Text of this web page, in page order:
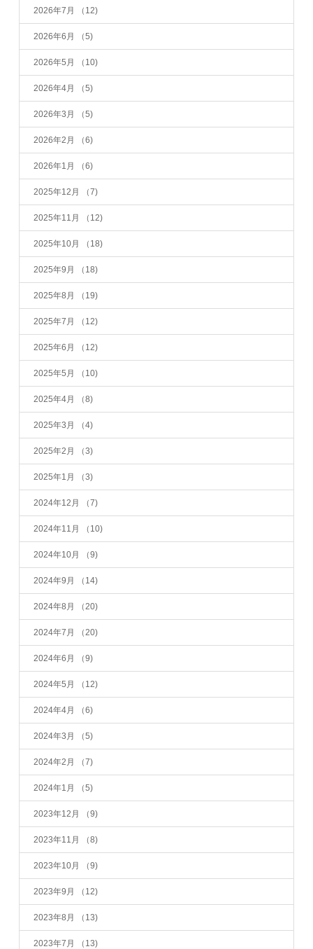
2026年7月 （12)
2026年6月 （5)
2026年5月 （10)
2026年4月 （5)
2026年3月 （5)
2026年2月 （6)
2026年1月 （6)
2025年12月 （7)
2025年11月 （12)
2025年10月 （18)
2025年9月 （18)
2025年8月 （19)
2025年7月 （12)
2025年6月 （12)
2025年5月 （10)
2025年4月 （8)
2025年3月 （4)
2025年2月 （3)
2025年1月 （3)
2024年12月 （7)
2024年11月 （10)
2024年10月 （9)
2024年9月 （14)
2024年8月 （20)
2024年7月 （20)
2024年6月 （9)
2024年5月 （12)
2024年4月 （6)
2024年3月 （5)
2024年2月 （7)
2024年1月 （5)
2023年12月 （9)
2023年11月 （8)
2023年10月 （9)
2023年9月 （12)
2023年8月 （13)
2023年7月 （13)